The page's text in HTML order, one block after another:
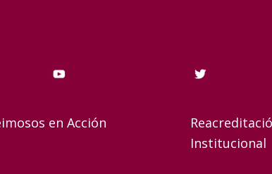
en Acción
Institucional